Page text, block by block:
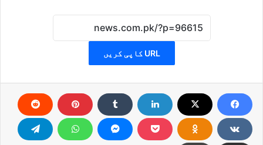
URL کاپی کریں